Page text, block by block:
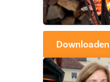
Downloaden